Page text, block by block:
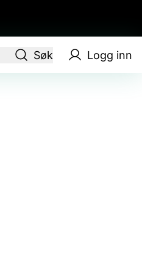
Søk Logg inn